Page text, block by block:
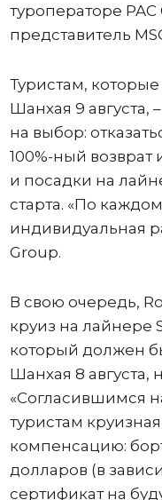
туроператоре
представитель
Туристам,
Шанхая 9
на выбор:
100%-ный возврат
и посадки на
старта. «По
индивидуальная
Group.
В свою очередь,
круиз на лайнере
который должен
Шанхая 8 августа,
«Согласившимся
туристам
компенсацию:
долларов (в
сертификат на